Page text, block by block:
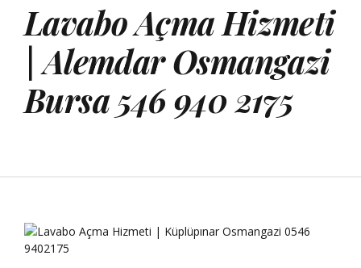
Lavabo Açma Hizmeti
| Alemdar Osmangazi
Bursa 546 940 2175